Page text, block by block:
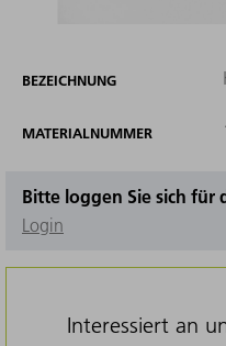
BEZEICHNUNG
MATERIALNUMMER
Bitte loggen Sie sich für
Login
Interessiert an